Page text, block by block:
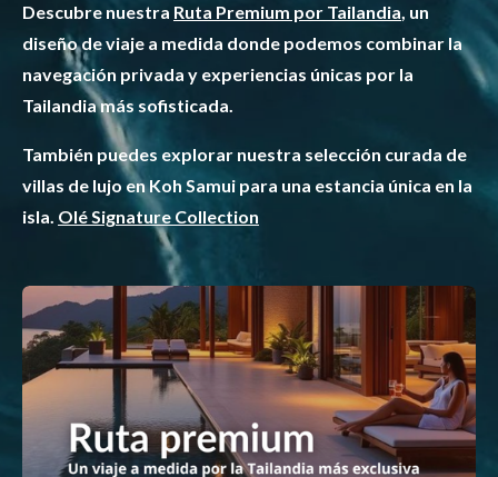
Descubre nuestra Ruta Premium por Tailandia, un
diseño de viaje a medida donde podemos combinar la
navegación privada y experiencias únicas por la
Tailandia más sofisticada.
También puedes explorar nuestra selección curada de
villas de lujo en Koh Samui para una estancia única en la
isla. Olé Signature Collection